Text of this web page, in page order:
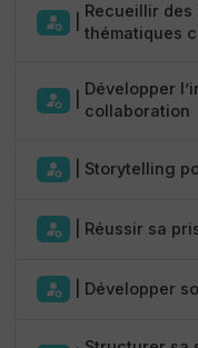
Recueillir
thématiques
Développer
collaboration
Storytelling
Réussir sa
Développer